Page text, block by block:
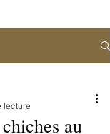
au
lecture